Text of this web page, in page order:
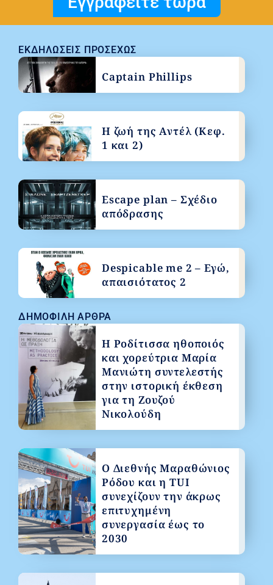
ΔΗΜΟΦΙΛΉ ΆΡΘΡΑ
Η Ροδίτισσα ηθοποιός
και χορεύτρια Μαρία
Μανιώτη συντελεστής
στην ιστορική έκθεση
για τη Ζουζού
Νικολούδη
Ο Διεθνής Μαραθώνιος
Ρόδου και η TUI
συνεχίζουν την άκρως
επιτυχημένη
συνεργασία έως το
2030
ΕΚΔΗΛΏΣΕΙΣ ΠΡΟΣΕΧΏΣ
Captain Phillips
Η ζωή της Αντέλ (Κεφ.
1 και 2)
Escape plan – Σχέδιο
απόδρασης
Despicable me 2 – Εγώ,
απαισιότατος 2